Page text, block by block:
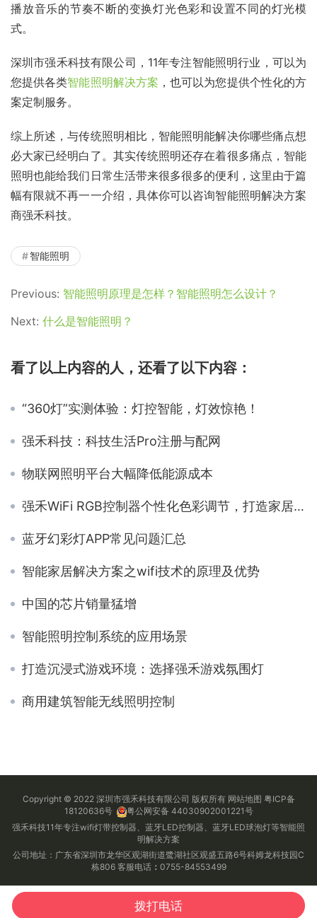
播放音乐的节奏不断的变换灯光色彩和设置不同的灯光模
式。
深圳市强禾科技有限公司，11年专注智能照明行业，可以为
您提供各类智能照明解决方案 ，也可以为您提供个性化的方
案定制服务。
综上所述，与传统照明相比，智能照明能解决你哪些痛点想
必大家已经明白了。其实传统照明还存在着很多痛点，智能
照明也能给我们日常生活带来很多很多的便利，这里由于篇
幅有限就不再一一介绍，具体你可以咨询智能照明解决方案
商强禾科技。
智能照明
Previous: 智能照明原理是怎样？智能照明怎么设计？
Next: 什么是智能照明？
看了以上内容的人，还看了以下内容：
“360灯”实测体验：灯控智能，灯效惊艳！
强禾科技：科技生活Pro注册与配网
物联网照明平台大幅降低能源成本
强禾WiFi RGB控制器个性化色彩调节，打造家居璀璨智光
蓝牙幻彩灯APP常见问题汇总
智能家居解决方案之wifi技术的原理及优势
中国的芯片销量猛增
智能照明控制系统的应用场景
打造沉浸式游戏环境：选择强禾游戏氛围灯
商用建筑智能无线照明控制
Copyright © 2022 深圳市强禾科技有限公司 版权所有 网站地图 粤ICP备
18120636号
粤公网安备 44030902001221号
强禾科技11年专注wifi灯带控制器、蓝牙LED控制器、蓝牙LED球泡灯等智能照
明解决方案
公司地址：广东省深圳市龙华区观湖街道鹭湖社区观盛五路6号科姆龙科技园C
栋806 客服电话： 0755-84553499
拨打电话